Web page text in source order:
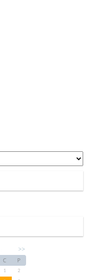
>>
C P
1
2